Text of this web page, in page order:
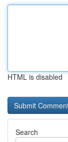
HTML is disabled
Search